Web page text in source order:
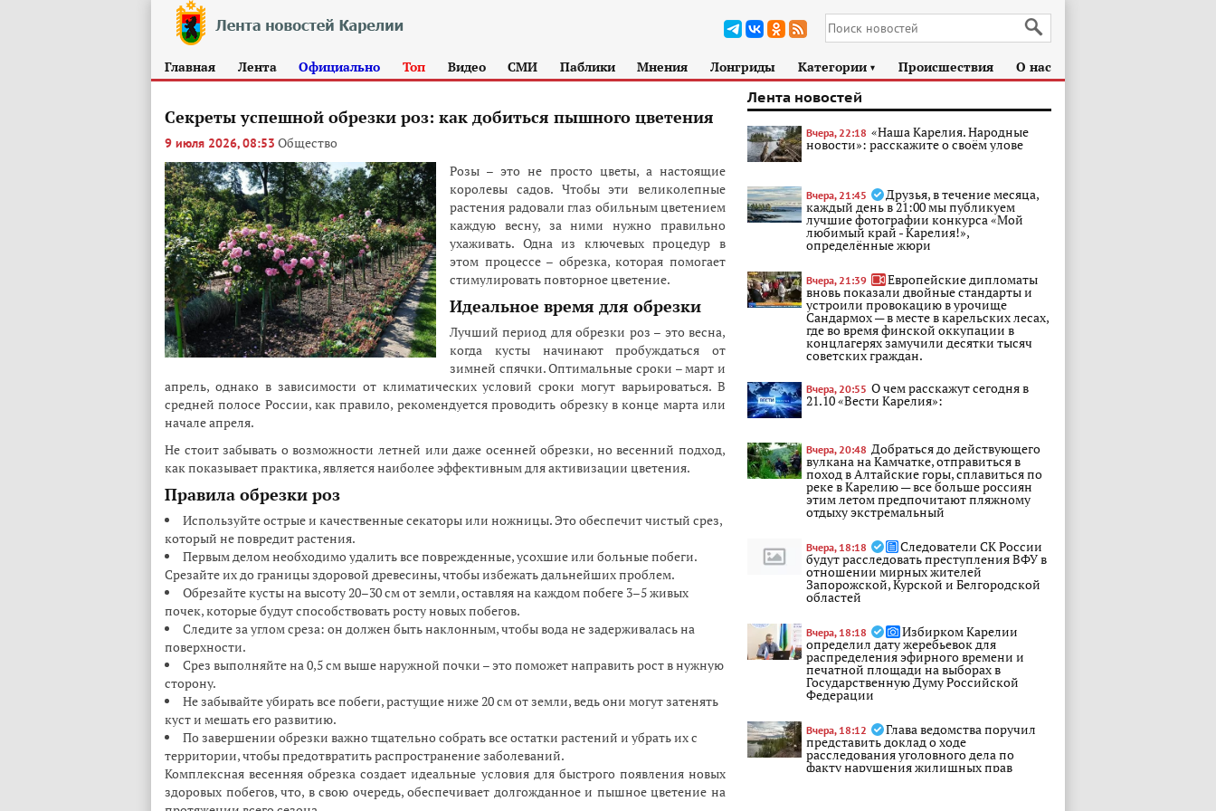
Главная Лента Официально Топ Видео СМИ Паблики Мнения Лонгриды Категории ► Происшествия О нас
Секреты успешной обрезки роз: как добиться пышного цветения
9 июля 2026, 08:53 Общество
Розы – это не просто цветы, а настоящие
королевы садов. Чтобы эти великолепные
растения радовали глаз обильным цветением
каждую весну, за ними нужно правильно
ухаживать. Одна из ключевых процедур в
этом процессе – обрезка, которая помогает
стимулировать повторное цветение.
Идеальное время для обрезки
Лучший период для обрезки роз – это весна,
когда кусты начинают пробуждаться от
зимней спячки. Оптимальные сроки – март и
апрель, однако в зависимости от климатических условий сроки могут варьироваться. В
средней полосе России, как правило, рекомендуется проводить обрезку в конце марта или
начале апреля.
Не стоит забывать о возможности летней или даже осенней обрезки, но весенний подход,
как показывает практика, является наиболее эффективным для активизации цветения.
Правила обрезки роз
Используйте острые и качественные секаторы или ножницы. Это обеспечит чистый срез,
который не повредит растения.
Первым делом необходимо удалить все поврежденные, усохшие или больные побеги.
Срезайте их до границы здоровой древесины, чтобы избежать дальнейших проблем.
Обрезайте кусты на высоту 20–30 см от земли, оставляя на каждом побеге 3–5 живых
почек, которые будут способствовать росту новых побегов.
Следите за углом среза: он должен быть наклонным, чтобы вода не задерживалась на
поверхности.
Срез выполняйте на 0,5 см выше наружной почки – это поможет направить рост в нужную
сторону.
Не забывайте убирать все побеги, растущие ниже 20 см от земли, ведь они могут затенять
куст и мешать его развитию.
По завершении обрезки важно тщательно собрать все остатки растений и убрать их с
территории, чтобы предотвратить распространение заболеваний.
Комплексная весенняя обрезка создает идеальные условия для быстрого появления новых
здоровых побегов, что, в свою очередь, обеспечивает долгожданное и пышное цветение на
Лента новостей
Вчера, 22:18 «Наша Карелия. Народные
новости»: расскажите о своём улове
Вчера, 21:45 Друзья, в течение месяца,
каждый день в 21:00 мы публикуем
лучшие фотографии конкурса «Мой
любимый край - Карелия!»,
определённые жюри
Вчера, 21:39 Европейские дипломаты
вновь показали двойные стандарты и
устроили провокацию в урочище
Сандармох — в месте в карельских лесах,
где во время финской оккупации в
концлагерях замучили десятки тысяч
советских граждан.
Вчера, 20:55 О чем расскажут сегодня в
21.10 «Вести Карелия»:
Вчера, 20:48 Добраться до действующего
вулкана на Камчатке, отправиться в
поход в Алтайские горы, сплавиться по
реке в Карелию — все больше россиян
этим летом предпочитают пляжному
отдыху экстремальный
Вчера, 18:18 Следователи СК России
будут расследовать преступления ВФУ в
отношении мирных жителей
Запорожской, Курской и Белгородской
областей
Вчера, 18:18 Избирком Карелии
определил дату жеребьевок для
распределения эфирного времени и
печатной площади на выборах в
Государственную Думу Российской
Федерации
Вчера, 18:12 Глава ведомства поручил
представить доклад о ходе
расследования уголовного дела по
факту нарушения жилищных прав